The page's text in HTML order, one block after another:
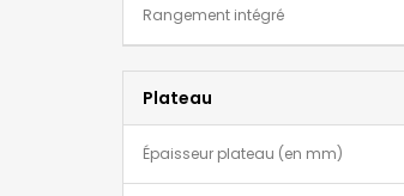
Rangement intégré
Plateau
Épaisseur plateau (en mm)